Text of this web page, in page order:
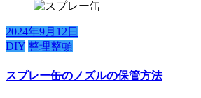
2024年9月12日
DIY 整理整頓
スプレー缶のノズルの保管方法